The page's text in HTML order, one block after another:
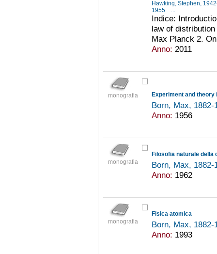
Hawking, Stephen,
1955
...
Indice:
law of
Max Planck 2.
Anno: 2011
monografia Experiment and theory
Born, Max,
Anno: 1956
monografia
Filosofia naturale della
Born, Max,
Anno: 1962
monografia
Fisica atomica
Born, Max,
Anno: 1993